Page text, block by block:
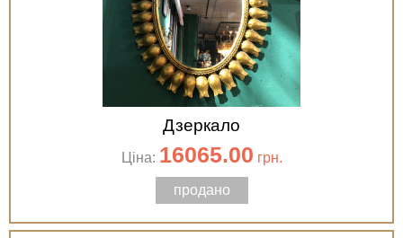
Дзеркало
Ціна: 16065.00 грн.
продано